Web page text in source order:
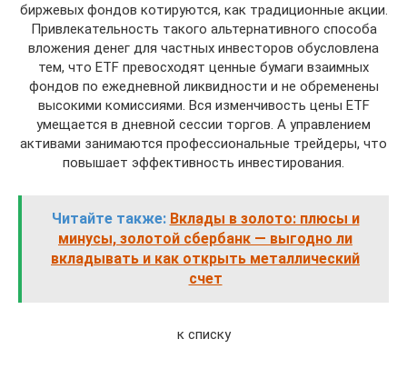
биржевых фондов котируются, как традиционные акции.
Привлекательность такого альтернативного способа
вложения денег для частных инвесторов обусловлена
тем, что ETF превосходят ценные бумаги взаимных
фондов по ежедневной ликвидности и не обременены
высокими комиссиями. Вся изменчивость цены ETF
умещается в дневной сессии торгов. А управлением
активами занимаются профессиональные трейдеры, что
повышает эффективность инвестирования.
Читайте также: Вклады в золото: плюсы и
минусы, золотой сбербанк — выгодно ли
вкладывать и как открыть металлический
счет
к списку